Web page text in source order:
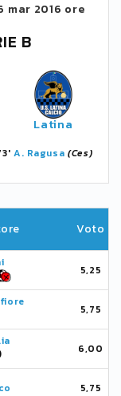
mar 2016 ore
B
Latina
A. Ragusa (Ces)
Voto
5,25
5,75
6,00
5,75